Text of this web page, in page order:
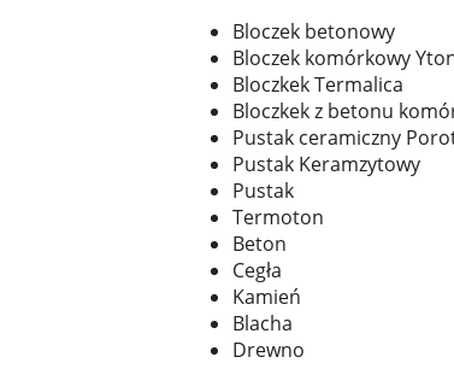
Bloczek betonowy
Bloczek komórkowy
Bloczkek Termalica
Bloczkek z betonu
Pustak ceramiczny
Pustak Keramzytowy
Pustak
Termoton
Beton
Cegła
Kamień
Blacha
Drewno